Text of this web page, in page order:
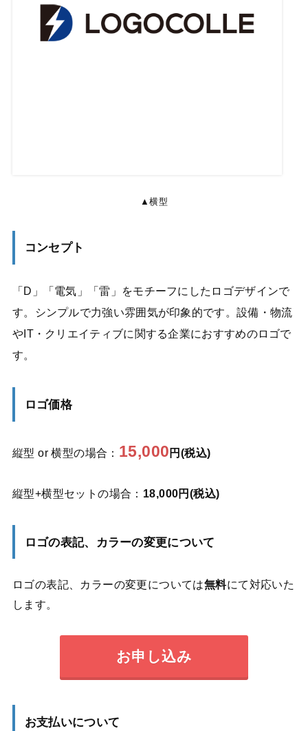
▲横型
コンセプト
「D」「電気」「雷」をモチーフにしたロゴデザインで
す。シンプルで力強い雰囲気が印象的です。設備・物流
やIT・クリエイティブに関する企業におすすめのロゴで
す。
ロゴ価格
縦型 or 横型の場合： 15,000 円(税込)
縦型+横型セットの場合： 18,000円(税込)
ロゴの表記、カラーの変更について
ロゴの表記、カラーの変更については無料にて対応いた
します。
お申し込み
お支払いについて